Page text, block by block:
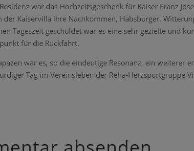
war das Hochzeitsgeschenk für Kaiser Franz
der Kaiservilla ihre Nachkommen, Habsburger.
Tageszeit geschuldet war es eine sehr gezielte und
für die Rückfahrt.
war es, so die eindeutige Resonanz, ein weiterer
Tag im Vereinsleben der Reha-Herzsportgruppe